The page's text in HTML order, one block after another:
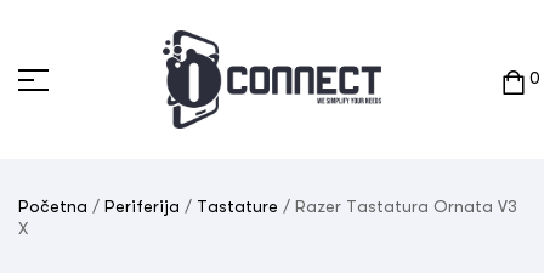
0
Početna / Periferija / Tastature / Razer Tastatura Ornata V3
X